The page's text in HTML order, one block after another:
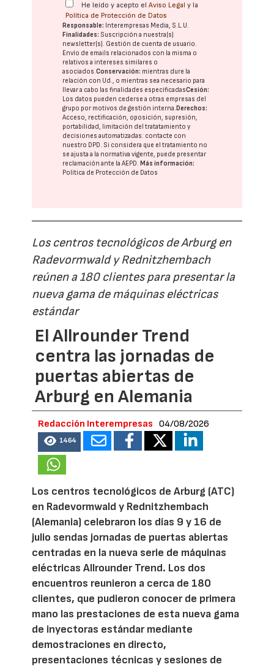
He leído y acepto elAviso Legal y la
Política de Protección de Datos
Responsable: Interempresas Media, S.L.U.
Finalidades: Suscripción a nuestra(s)
newsletter(s). Gestión de cuenta de usuario.
Envío de emails relacionados con la misma o
relativos a intereses similares o
asociados.Conservación: mientras dure la
relación con Ud., o mientras sea necesario para
llevar a cabo las finalidades especificadasCesión:
Los datos pueden cederse a otras empresas del
grupo por motivos de gestión interna. Derechos:
Acceso, rectificación, oposición, supresión,
portabilidad, limitación del tratatamiento y
decisiones automatizadas: contacte con
nuestro DPD. Si considera que el tratamiento no
se ajusta a la normativa vigente, puede presentar
reclamación ante laAEPD. Más información:
Política de Protección de Datos
Los centros tecnológicos de Arburg en
Radevormwald y Rednitzhembach
reúnen a 180 clientes para presentar la
nueva gama de máquinas eléctricas
estándar
El Allrounder Trend
centra las jornadas de
puertas abiertas de
Arburg en Alemania
Redacción Interempresas 04/08/2026
1464
Los centros tecnológicos de Arburg (ATC)
en Radevormwald y Rednitzhembach
(Alemania) celebraron los días 9 y 16 de
julio sendas jornadas de puertas abiertas
centradas en la nueva serie de máquinas
eléctricas Allrounder Trend. Los dos
encuentros reunieron a cerca de 180
clientes, que pudieron conocer de primera
mano las prestaciones de esta nueva gama
de inyectoras estándar mediante
demostraciones en directo,
presentaciones técnicas y sesiones de